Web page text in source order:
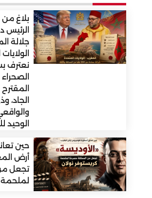
بلاغ من
الرئيس
جلالة
نعترف
الجاد،
الوحيد
حين
أرض
تجعل
لملحمة